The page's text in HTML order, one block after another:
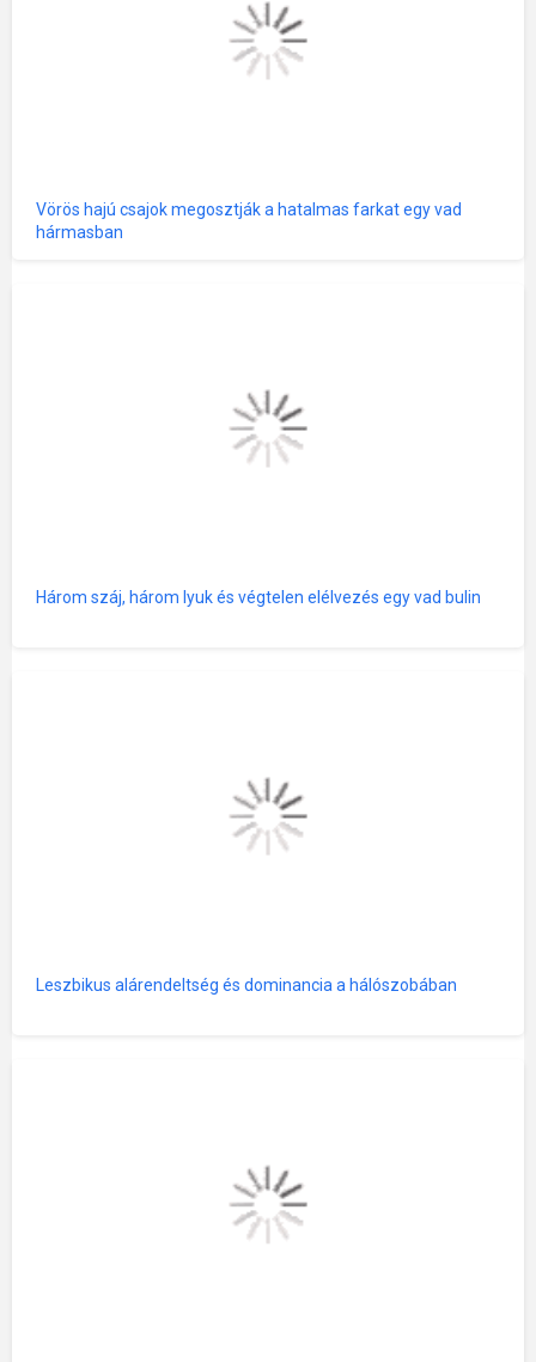
Vörös hajú csajok megosztják a hatalmas farkat egy vad
hármasban
Három száj, három lyuk és végtelen elélvezés egy vad bulin
Leszbikus alárendeltség és dominancia a hálószobában